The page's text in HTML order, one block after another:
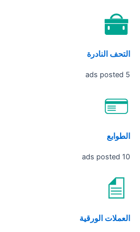
التحف النادرة
5 ads posted
الطوابع
10 ads posted
العملات الورقية